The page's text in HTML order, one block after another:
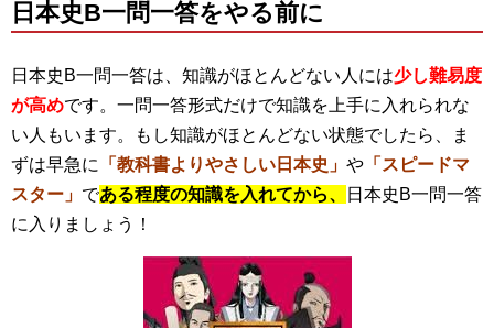
日本史B一問一答をやる前に
日本史B一問一答は、知識がほとんどない人には少し難易度
が高めです。一問一答形式だけで知識を上手に入れられな
い人もいます。もし知識がほとんどない状態でしたら、ま
ずは早急に
「教科書よりやさしい日本史」 や 「スピードマ
スター」 である程度の知識を入れてから、
日本史B一問一答
に入りましょう！